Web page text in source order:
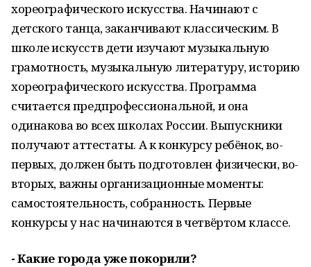
хореографического искусства. Начинают с
детского танца, заканчивают классическим. В
школе искусств дети изучают музыкальную
грамотность, музыкальную литературу, историю
хореографического искусства. Программа
считается предпрофессиональной, и она
одинакова во всех школах России. Выпускники
получают аттестаты. А к конкурсу ребёнок, во-
первых, должен быть подготовлен физически, во-
вторых, важны организационные моменты:
самостоятельность, собранность. Первые
конкурсы у нас начинаются в четвёртом классе.
- Какие города уже покорили?